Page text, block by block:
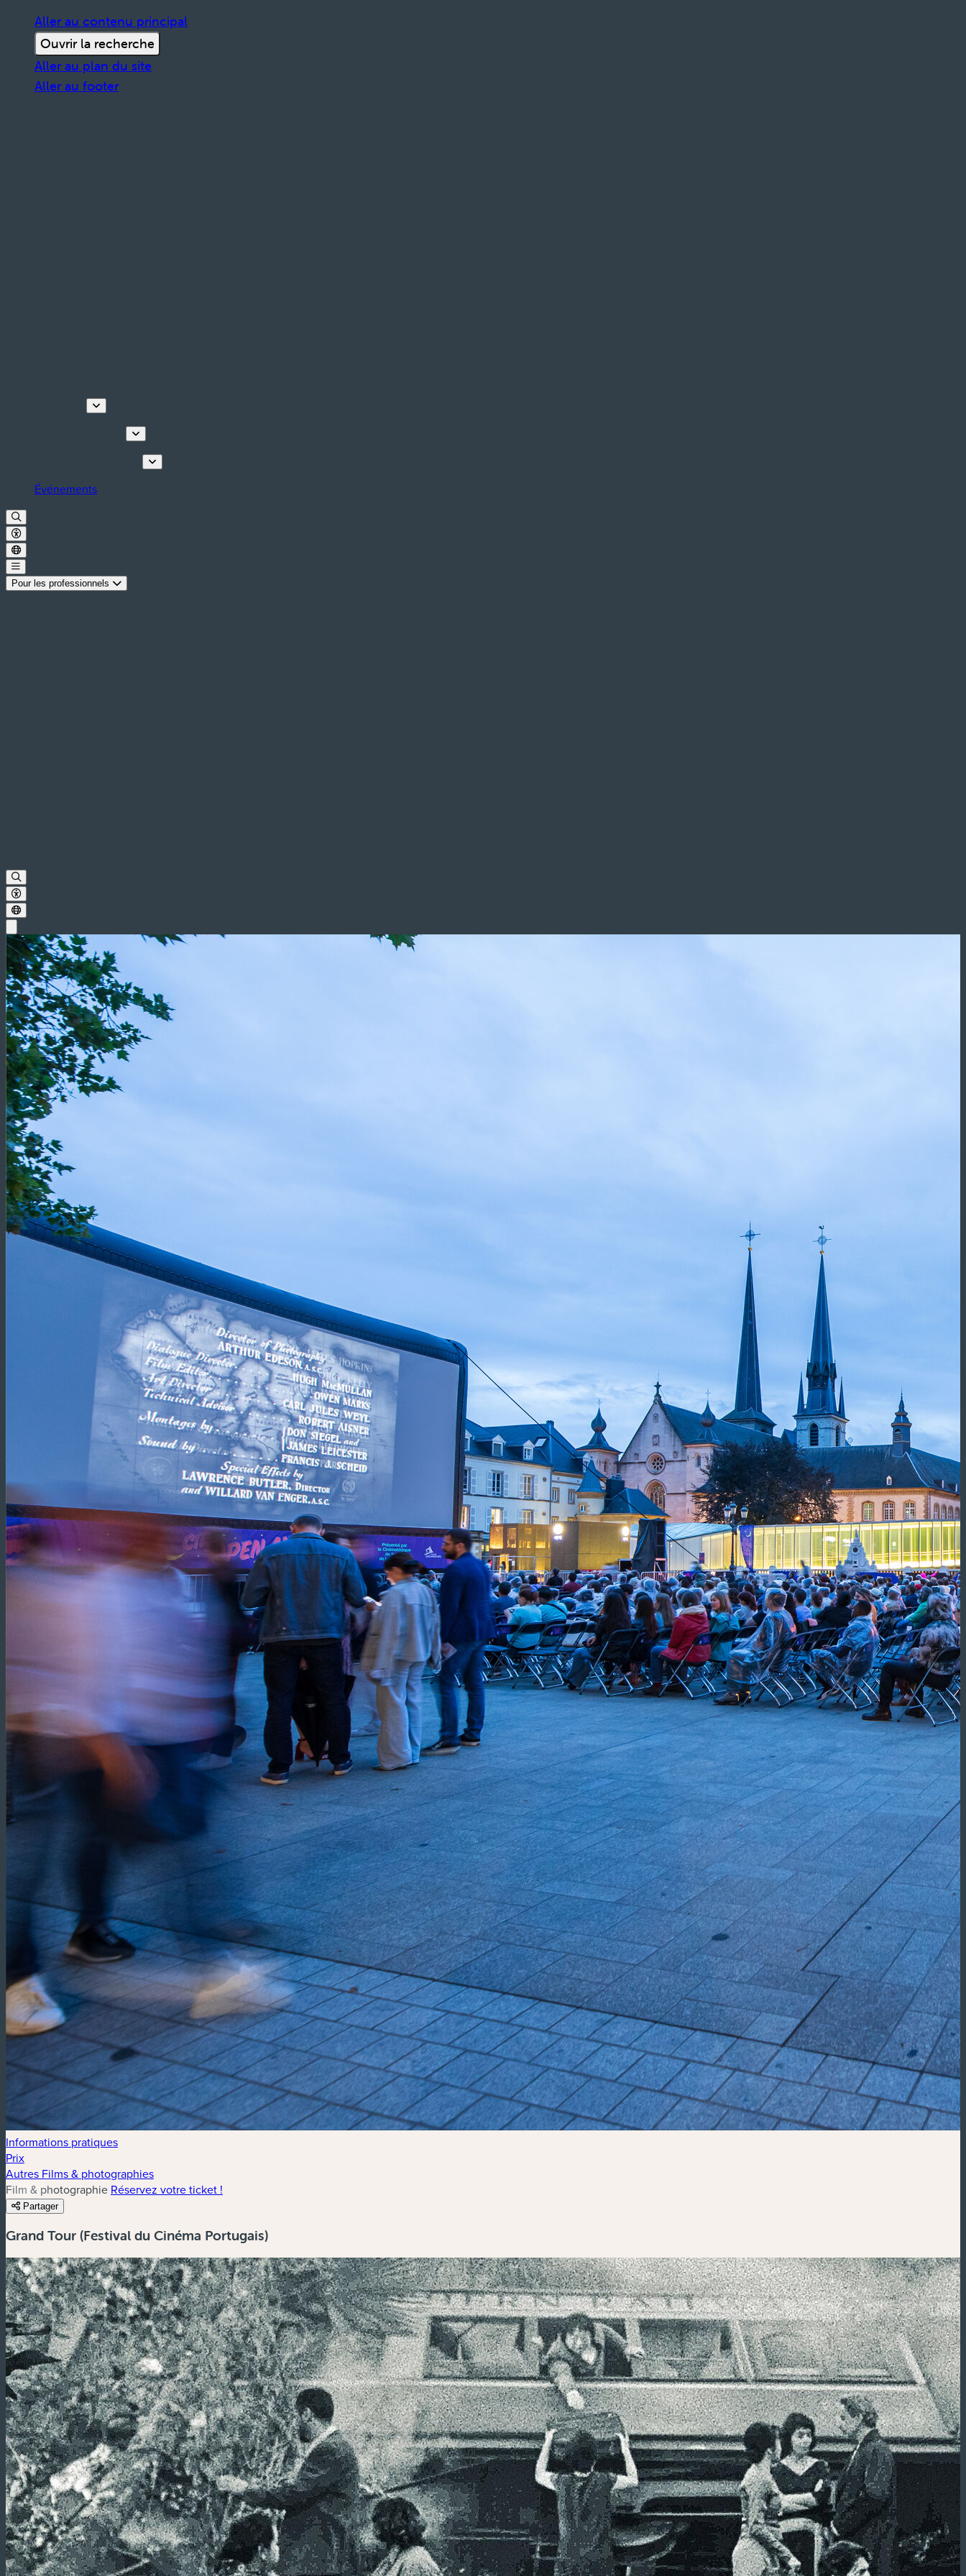
Aller au contenu principal
Ouvrir la recherche
Aller au plan du site
Aller au footer
Événements
Pour les professionnels
Informations pratiques
Prix
Autres Films & photographies
Film & photographie Réservez votre ticket !
Partager
Grand Tour (Festival du Cinéma Portugais)